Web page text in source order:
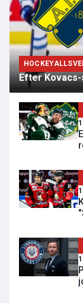
Efter Kovacs-